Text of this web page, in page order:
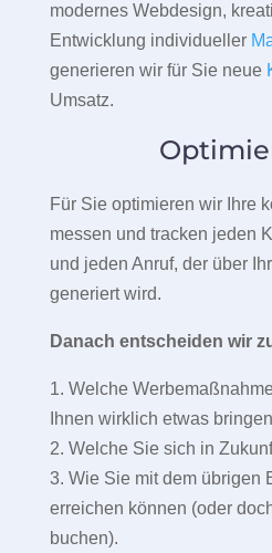
modernes Webdesign,
Entwicklung individueller
generieren wir für Sie neue
Umsatz.
Für Sie optimieren wir Ihre
messen und tracken jeden
und jeden Anruf, der über
generiert wird.
Danach entscheiden wir
1. Welche
Ihnen wirklich etwas
2. Welche Sie sich in
3. Wie Sie mit dem übrigen
erreichen können (oder
buchen).